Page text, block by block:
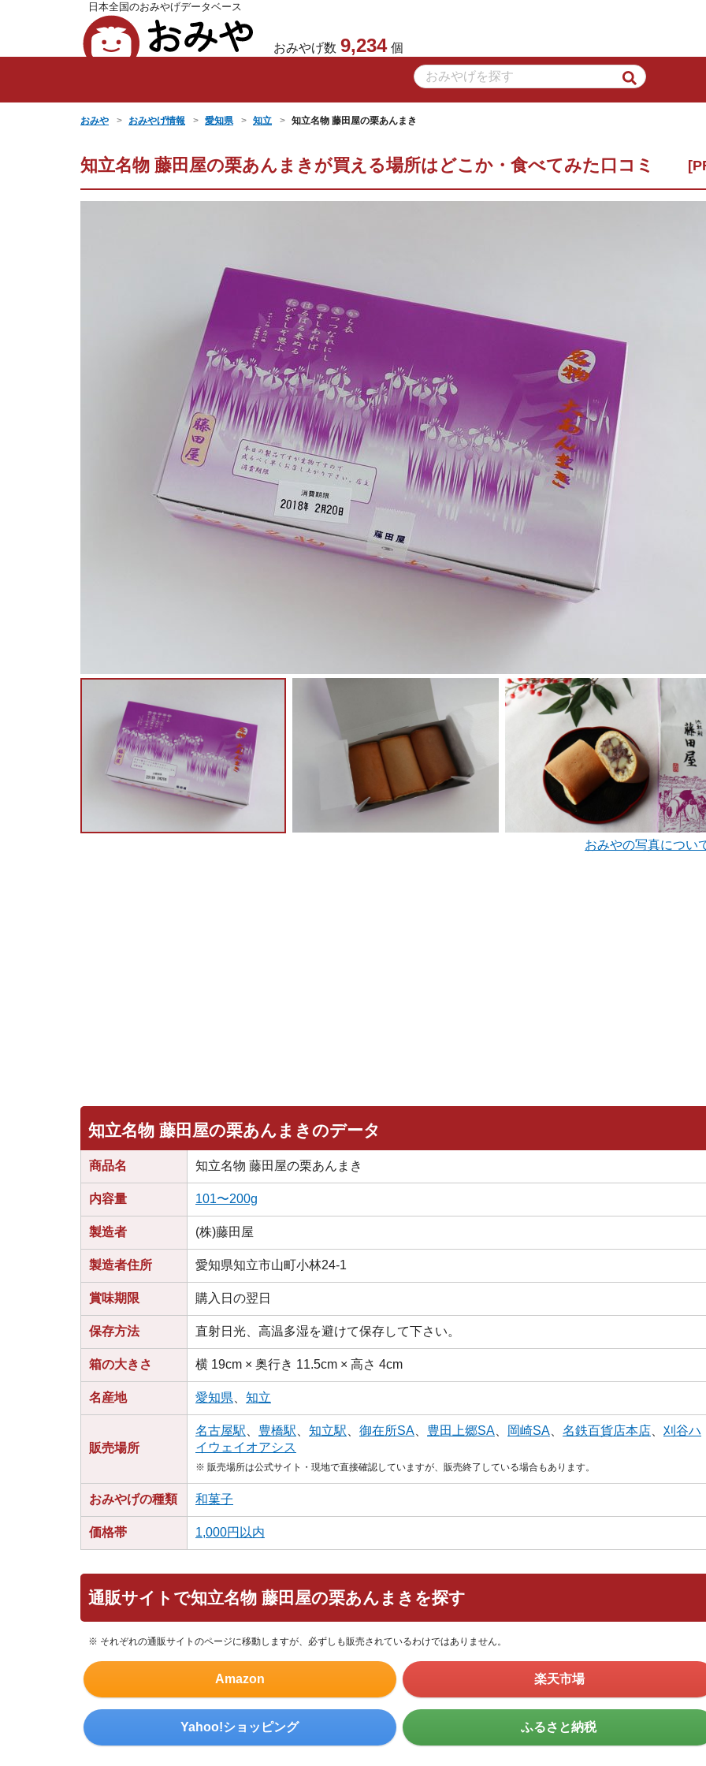
日本全国のおみやげデータベース
おみやげ数 9,234 個
おみや おみやげ情報 愛知県 知立 知立名物 藤田屋の栗あんまき
知立名物 藤田屋の栗あんまきが買える場所はどこか・食べてみた口コミ
おみやの写真につい
知立名物 藤田屋の栗あんまきのデータ
商品名 知立名物 藤田屋の栗あんまき
内容量 101〜200g
製造者 (株)藤田屋
製造者住所 愛知県知立市山町小林24-1
賞味期限 購入日の翌日
保存方法 直射日光、高温多湿を避けて保存して下さい。
箱の大きさ 横 19cm × 奥行き 11.5cm × 高さ 4cm
名産地 愛知県 知立
販売場所
名古屋駅 豊橋駅 知立駅 御在所SA 豊田上郷SA 岡崎SA 名鉄百貨店本店
刈谷ハ
イウェイオアシス
※ 販売場所は公式サイト・現地で直接確認していますが、販売終了している場合もあります。
おみやげの種類 和菓子
価格帯 1,000円以内
通販サイトで知立名物 藤田屋の栗あんまきを探す
※ それぞれの通販サイトのページに移動しますが、必ずしも販売されているわけではありません。
Amazon 楽天市場
Yahoo!ショッピング ふるさと納税